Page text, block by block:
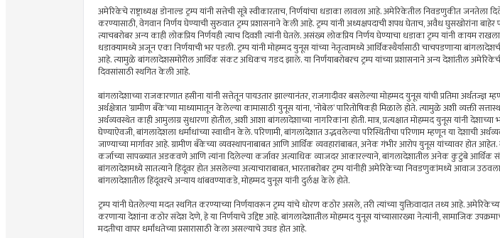
अमेरिकेचे राष्ट्राध्यक्ष डोनाल्ड ट्रम्प यांनी सत्तेची सूत्रे स्वीकारताच, निर्णयांचा धडाका लावला आहे. अमेरिकेतील निवडणुकीत जनतेला
करण्यासाठी, वेगवान निर्णय घेण्याची सुरुवात ट्रम्प प्रशासनाने केली आहे. ट्रम्प यांनी अध्यक्षपदाची शपथ घेताच, अवैध घुसखोरांना
त्याचबरोबर अन्य काही लोकप्रिय निर्णयही त्याच दिवशी त्यांनी घेतले. असंख्य लोकप्रिय निर्णय घेण्याचा धडाका ट्रम्प यांनी कायम
धडाक्यामध्ये अजून एका निर्णयाची भर पडली. ट्रम्प यांनी मोहम्मद युनूस यांच्या नेतृत्वामध्ये आर्थिकस्थैर्यासाठी चाचपडणार्‍या
आहे. त्यामुळे बांगलादेशसमोरील आर्थिक संकट अधिकच गडद झाले. या निर्णयाबरोबरच ट्रम्प यांच्या प्रशासनाने अन्य देशांतील
दिवसांसाठी स्थगित केली आहे.
बांगलादेशाच्या राजकारणात हसीना यांनी सत्तेतून पायउतार झाल्यानंतर, राजगादीवर बसलेल्या मोहम्मद युनूस यांची प्रतिमा अर्थतज्ज्ञ
अर्थक्षेत्रात ’ग्रामीण बँके’च्या माध्यामातून केलेल्या कामासाठी युनूस यांना, ‘नोबेल’ पारितोषिकही मिळाले होते. त्यामुळे अशी व्यक्ती
अर्थव्यवस्थेत काही आमुलाग्र सुधारणा होतील, अशी आशा बांगलादेशाच्या नागरिकांना होती. मात्र, प्रत्यक्षात मोहम्मद युनूस यांनी देशाच्या
घेण्याऐवजी, बांगलादेशला धर्मांधांच्या स्वाधीन केले. परिणामी, बांगलादेशात उद्भवलेल्या परिस्थितीचा परिणाम म्हणून या देशाची
जाण्याच्या मार्गावर आहे. ग्रामीण बँकेच्या व्यवस्थापनाबाबत आणि आर्थिक व्यवहारांबाबत, अनेक गंभीर आरोप युनूस यांच्यावर होत आहेत.
कर्जाच्या सापळ्यात अडकवणे आणि त्यांना दिलेल्या कर्जावर अत्याधिक व्याजदर आकारल्याने, बांगलादेशातील अनेक कुटुंबे आर्थिक
बांगलादेशमध्ये सातत्याने हिंदूंवर होत असलेल्या अत्याचाराबाबत, भारताबरोबर ट्रम्प यांनीही अमेरिकेच्या निवडणुकांमध्ये आवाज उठवला
बांगलादेशातील हिंदूंवरचे अन्याय थांबवण्याकडे, मोहम्मद युनूस यांनी दुर्लक्ष केले होते.
ट्रम्प यांनी घेतलेल्या मदत स्थगित करण्याच्या निर्णयावरून ट्रम्प यांचे धोरण कठोर असले, तरी त्यांच्या युक्तिवादात तथ्य आहे.
करणार्‍या देशांना कठोर संदेश देणे, हे या निर्णयाचे उद्दिष्ट आहे. बांगलादेशातील मोहम्मद युनूस यांच्यासारख्या नेत्यांनी, सामाजिक
मदतीचा वापर धर्मांधतेच्या प्रसारासाठी केला असल्याचे उघड होत आहे.